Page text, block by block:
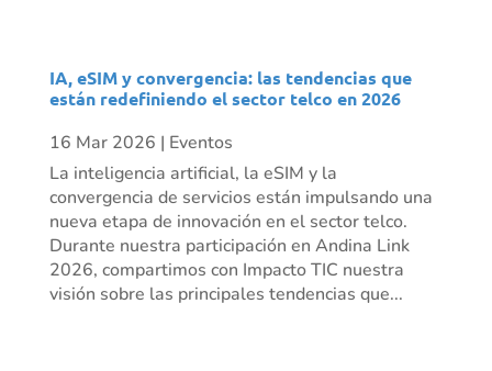
IA, eSIM y convergencia: las tendencias que
están redefiniendo el sector telco en 2026
16 Mar 2026 | Eventos
La inteligencia artificial, la eSIM y la
convergencia de servicios están impulsando una
nueva etapa de innovación en el sector telco.
Durante nuestra participación en Andina Link
2026, compartimos con Impacto TIC nuestra
visión sobre las principales tendencias que...